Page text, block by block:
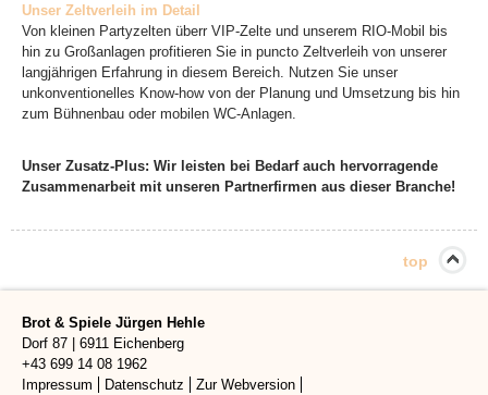
Unser Zeltverleih im Detail
Von kleinen Partyzelten überr VIP-Zelte und unserem RIO-Mobil bis
hin zu Großanlagen profitieren Sie in puncto Zeltverleih von unserer
langjährigen Erfahrung in diesem Bereich. Nutzen Sie unser
unkonventionelles Know-how von der Planung und Umsetzung bis hin
zum Bühnenbau oder mobilen WC-Anlagen.
Unser Zusatz-Plus: Wir leisten bei Bedarf auch hervorragende
Zusammenarbeit mit unseren Partnerfirmen aus dieser Branche!
top
Brot & Spiele Jürgen Hehle
Dorf 87 | 6911 Eichenberg
+43 699 14 08 1962
Impressum
Datenschutz Zur Webversion